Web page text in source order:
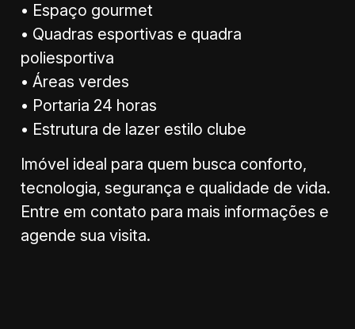
• Espaço gourmet
• Quadras esportivas e quadra
poliesportiva
• Áreas verdes
• Portaria 24 horas
• Estrutura de lazer estilo clube
Imóvel ideal para quem busca conforto,
tecnologia, segurança e qualidade de vida.
Entre em contato para mais informações e
agende sua visita.